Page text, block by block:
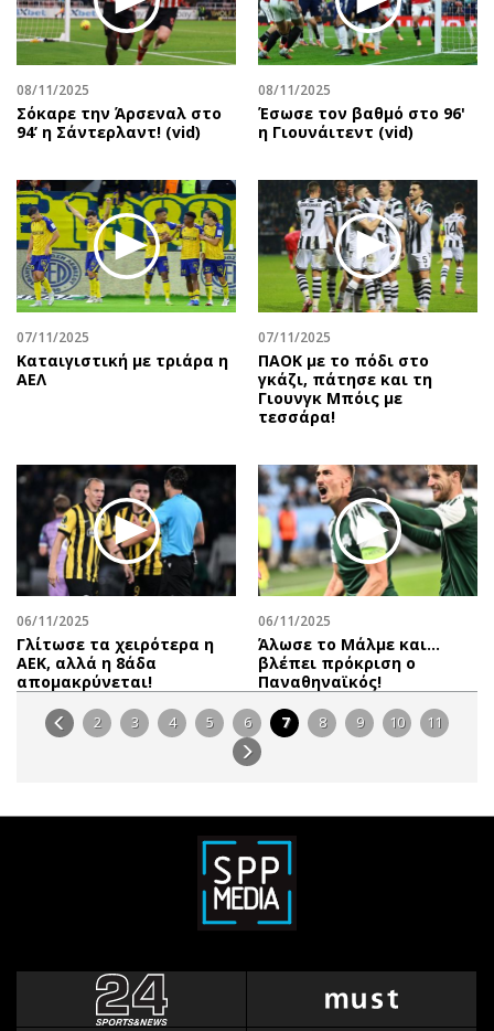
08/11/2025
Σόκαρε την Άρσεναλ στο
94’ η Σάντερλαντ! (vid)
08/11/2025
Έσωσε τον βαθμό στο 96'
η Γιουνάιτεντ (vid)
07/11/2025
Καταιγιστική με τριάρα η
ΑΕΛ
07/11/2025
ΠΑΟΚ με το πόδι στο
γκάζι, πάτησε και τη
Γιουνγκ Μπόις με
τεσσάρα!
06/11/2025
Γλίτωσε τα χειρότερα η
ΑΕΚ, αλλά η 8άδα
απομακρύνεται!
06/11/2025
Άλωσε το Μάλμε και...
βλέπει πρόκριση ο
Παναθηναϊκός!
2 3 4 5 6 7 8 9 10 11